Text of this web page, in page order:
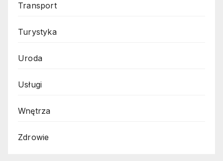
Transport
Turystyka
Uroda
Usługi
Wnętrza
Zdrowie